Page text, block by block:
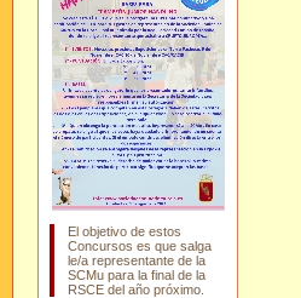
El objetivo de estos
Concursos es que salga
le/a representante de la
SCMu para la final de la
RSCE del año próximo.